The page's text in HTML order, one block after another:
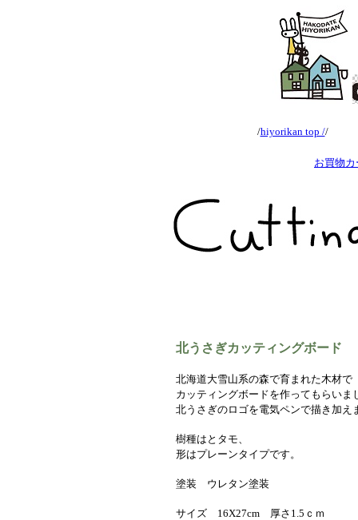
/hiyorikan top //
お買物
北うさぎカッティングボード
北海道大雪山系の森で育まれた木材で
カッティングボードを作ってもらいま
北うさぎのロゴを電気ペンで描き加え
樹種はとタモ、
形はプレーンタイプです。
塗装 ウレタン塗装
サイズ 16X27cm 厚さ1.5ｃｍ